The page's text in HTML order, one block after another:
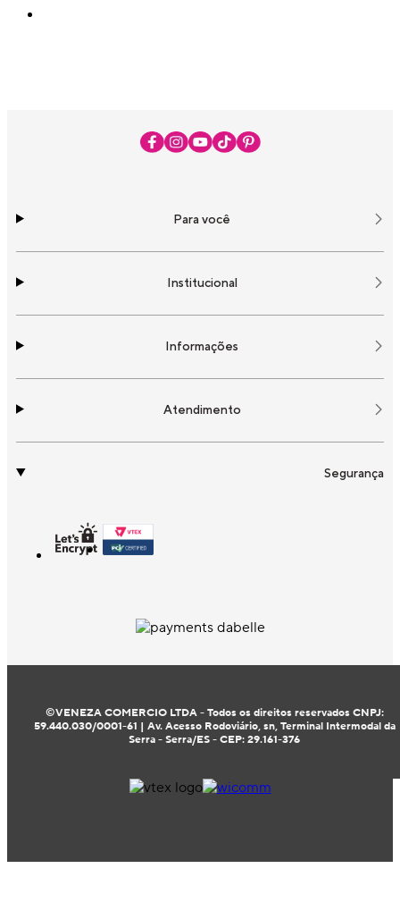
Para você
Institucional
Informações
Atendimento
Segurança
©VENEZA COMERCIO LTDA - Todos os direitos reservados CNPJ:
59.440.030/0001-61 | Av. Acesso Rodoviário, sn, Terminal Intermodal da
Serra - Serra/ES - CEP: 29.161-376